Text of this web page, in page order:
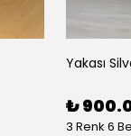
Yakası
₺
3 Renk 6